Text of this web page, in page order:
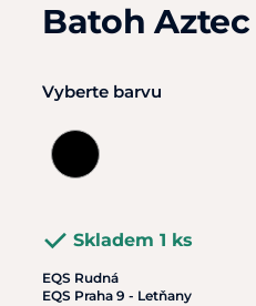
Batoh
Vyberte barvu
Skladem 1 ks
EQS Rudná
EQS Praha 9 - Letňany